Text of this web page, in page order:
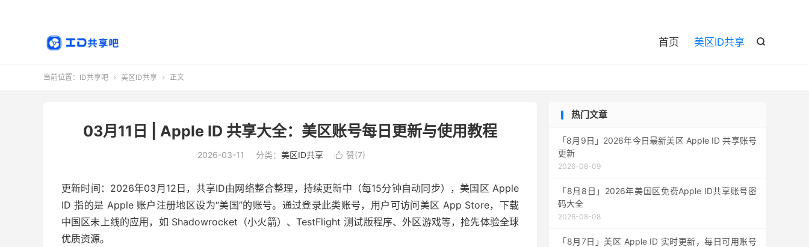

首页 美区ID共享
当前位置： ID共享吧  美区ID共享  正文
03月11日 | Apple ID 共享大全：美区账号每日更新与使用教程
2026-03-11 分类： 美区ID共享  赞(7)
更新时间：2026年03月12日，共享ID由网络整合整理，持续更新中（每15分钟自动同步），美国区 Apple
ID 指的是 Apple 账户注册地区设为“美国”的账号。通过登录此类账号，用户可访问美区 App Store，下载
中国区未上线的应用，如 Shadowrocket（小火箭）、TestFlight 测试版程序、外区游戏等，抢先体验全球
优质资源。
热门文章
「8月9日」2026年今日最新美区 Apple ID 共享账号
更新
2026-08-09
「8月8日」2026年美国区免费Apple ID共享账号密
码大全
2026-08-08
「8月7日」美区 Apple ID 实时更新，每日可用账号